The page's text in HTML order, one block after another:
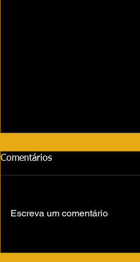
Comentários
Escreva um comentário